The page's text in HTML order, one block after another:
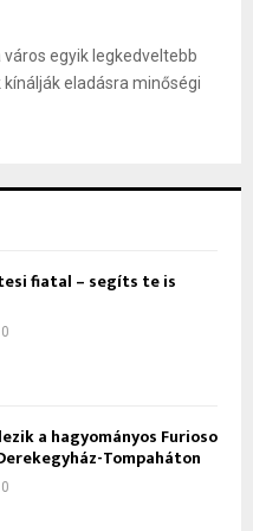
egyik legkedveltebb
eladásra minőségi
fiatal – segíts te is
0
a hagyományos Furioso
Tompaháton
0